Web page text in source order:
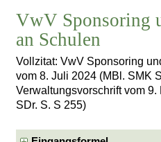
VwV Sponsoring
an Schulen
Vollzitat: VwV Sponsoring
vom 8. Juli 2024 (MBl. SMK
Verwaltungsvorschrift vom
SDr. S. S 255)